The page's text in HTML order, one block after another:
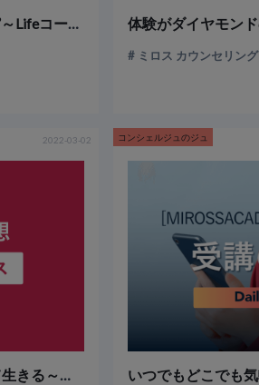
新シーズンへ “リ・スタート！”～Lifeコース～
ミロス カウンセリング
2022-03-02
人間本来の知性を取りもどして生きる～ミロス実践コース～
コンシェルジュのジュ